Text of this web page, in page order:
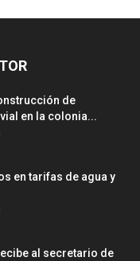
de
en la colonia...
en tarifas de agua y
al secretario de